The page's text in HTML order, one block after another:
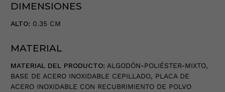
DIMENSIONES
ALTO: 0.35 CM
MATERIAL
MATERIAL DEL PRODUCTO: ALGODÓN-POLIÉSTER-MIXTO,
BASE DE ACERO INOXIDABLE CEPILLADO, PLACA DE
ACERO INOXIDABLE CON RECUBRIMIENTO DE POLVO